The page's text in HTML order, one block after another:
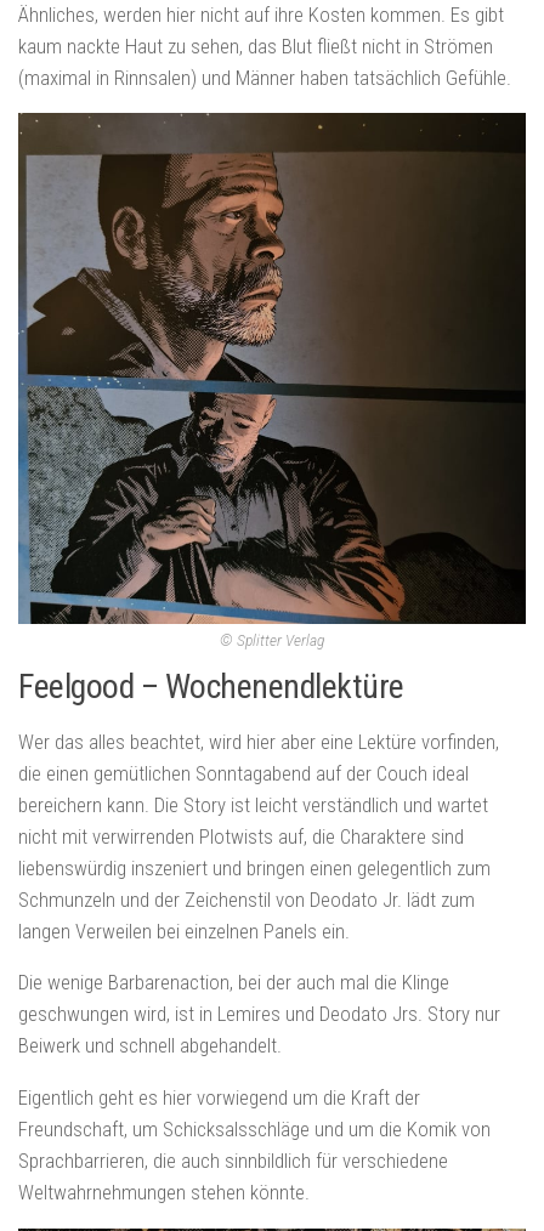
Ähnliches, werden hier nicht auf ihre Kosten kommen. Es gibt
kaum nackte Haut zu sehen, das Blut fließt nicht in Strömen
(maximal in Rinnsalen) und Männer haben tatsächlich Gefühle.
© Splitter Verlag
Feelgood – Wochenendlektüre
Wer das alles beachtet, wird hier aber eine Lektüre vorfinden,
die einen gemütlichen Sonntagabend auf der Couch ideal
bereichern kann. Die Story ist leicht verständlich und wartet
nicht mit verwirrenden Plotwists auf, die Charaktere sind
liebenswürdig inszeniert und bringen einen gelegentlich zum
Schmunzeln und der Zeichenstil von Deodato Jr. lädt zum
langen Verweilen bei einzelnen Panels ein.
Die wenige Barbarenaction, bei der auch mal die Klinge
geschwungen wird, ist in Lemires und Deodato Jrs. Story nur
Beiwerk und schnell abgehandelt.
Eigentlich geht es hier vorwiegend um die Kraft der
Freundschaft, um Schicksalsschläge und um die Komik von
Sprachbarrieren, die auch sinnbildlich für verschiedene
Weltwahrnehmungen stehen könnte.